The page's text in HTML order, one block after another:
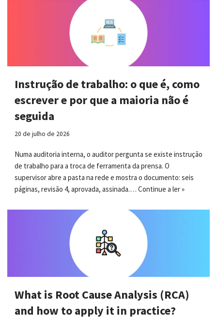
Instrução de trabalho: o que é, como
escrever e por que a maioria não é
seguida
20 de julho de 2026
Numa auditoria interna, o auditor pergunta se existe instrução
de trabalho para a troca de ferramenta da prensa. O
supervisor abre a pasta na rede e mostra o documento: seis
páginas, revisão 4, aprovada, assinada.… Continue a ler »
What is Root Cause Analysis (RCA)
and how to apply it in practice?